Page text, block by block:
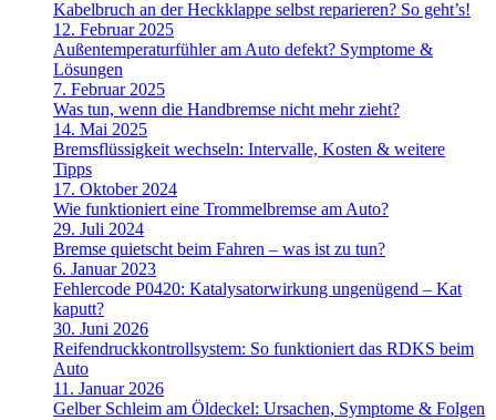
Kabelbruch an der Heckklappe selbst reparieren? So geht’s!
12. Februar 2025
Außentemperaturfühler am Auto defekt? Symptome &
Lösungen
7. Februar 2025
Was tun, wenn die Handbremse nicht mehr zieht?
14. Mai 2025
Bremsflüssigkeit wechseln: Intervalle, Kosten & weitere
Tipps
17. Oktober 2024
Wie funktioniert eine Trommelbremse am Auto?
29. Juli 2024
Bremse quietscht beim Fahren – was ist zu tun?
6. Januar 2023
Fehlercode P0420: Katalysatorwirkung ungenügend – Kat
kaputt?
30. Juni 2026
Reifendruckkontrollsystem: So funktioniert das RDKS beim
Auto
11. Januar 2026
Gelber Schleim am Öldeckel: Ursachen, Symptome & Folgen